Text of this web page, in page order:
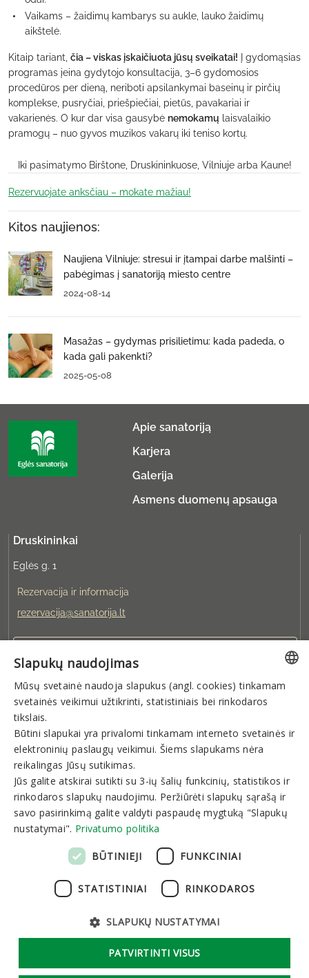
Vaikams – žaidimų kambarys su aukle, lauko žaidimų
aikštelė.
Kitaip tariant, čia – viskas įskaičiuota jūsų sveikatai! Į gydomąsias
programas įeina gydytojo konsultacija, 3–6 gydomosios
procedūros per dieną, neriboti apsilankymai baseinų ir pirčių
komplekse, pusryčiai, priešpiečiai, pietūs, pavakariai ir
vakarienės. O kur dar visa gausybė nemokamų laisvalaikio
pramogų – nuo gyvos muzikos vakarų iki teniso kortų.
Iki pasimatymo Birštone, Druskininkuose, Vilniuje arba Kaune!
Rezervuojate anksčiau – mokate mažiau!
Kitos naujienos:
Naujiena Vilniuje: stresui ir įtampai darbe malšinti –
pabėgimas į sanatoriją miesto centre
2024-08-14
Masažas – gydymas prisilietimu: kada padeda, o
kada gali pakenkti?
2025-05-08
Apie sanatoriją
Karjera
Galerija
Asmens duomenų apsauga
Druskininkai
Eglės g. 1
Rezervacija ir informacija
rezervacija@sanatorija.lt
Galite rezervuoti:
I-V 8:00-19:00
Naujienlaiškis
Asmens duomenų apsauga Slapukų nustatymai Logotipas
LITHUANIAN
ENGLISH
Slapukų naudojimas
Mūsų svetainė naudoja slapukus (angl. cookies) tinkamam
svetainės veikimui užtikrinti, statistiniais bei rinkodaros
tikslais.
Būtini slapukai yra privalomi tinkamam interneto svetainės ir
elektroninių paslaugų veikimui. Šiems slapukams nėra
reikalingas Jūsų sutikimas.
Jūs galite atskirai sutikti su 3-ių šalių funkcinių, statistikos ir
rinkodaros slapukų naudojimu. Peržiūrėti slapukų sąrašą ir
savo pasirinkimą galite valdyti paspaudę mygtuką "Slapukų
nustatymai". Privatumo politika
BŪTINIEJI
STATISTINIAI RINKODAROS
FUNKCINIAI
SLAPUKŲ NUSTATYMAI
PATVIRTINTI VISUS